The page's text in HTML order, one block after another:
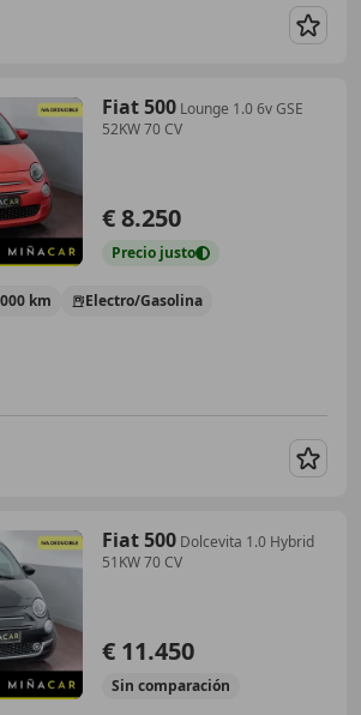
Fiat 500 Lounge 1.0 6v GSE
52KW 70 CV
€ 8.250
Precio justo
km
Electro/Gasolina
Fiat 500 Dolcevita 1.0 Hybrid
51KW 70 CV
€ 11.450
Sin comparación